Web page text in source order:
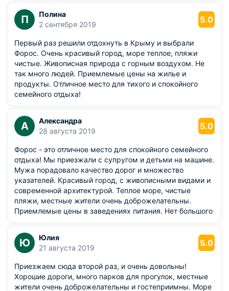
Всем необходимым снаряжением для этого вас обеспечат
в клубе.
Морские прогулки на мыс Айя
Адрес: Форос, Тихая Бухта
Мыс Айя — место, где сходятся Западный и Южный берега
Крыма. Скалы этого мыса поражают своим величием. По
полюбоваться живописным Южным берегом с Крымскими
горами и курортами. Продолжительность экскурсии
составит около 5-6 часов.
Ресторан «Мона Лиза»
Адрес: Форос, ул. Космонавтов, д. 14
Считается одним из лучших ресторанов в городе. Шеф-
повар ресторана готовит эксклюзивные блюда
европейской кухни. В баре ресторана широкий
выполнен в авторском дизайне. При ресторане работает
круглосуточная автостоянка.
Ресторан «Жемчужина»
Адрес: Форос, Набережная
П
Полина
2 сентября 2019
5.0
Первый раз решили отдохнуть в Крыму и выбрали
Форос. Очень красивый город, море теплое, пляжи
чистые. Живописная природа с горным воздухом. Не
так много людей. Приемлемые цены на жилье и
продукты. Отличное место для тихого и спокойного
семейного отдыха!
А
Александра
28 августа 2019
5.0
Форос - это отличное место для спокойного семейного
отдыха! Мы приезжали с супругом и детьми на машине.
Мужа порадовало качество дорог и множество
указателей. Красивый город, с живописными видами и
современной архитектурой. Теплое море, чистые
пляжи, местные жители очень доброжелательны.
Приемлемые цены в заведениях питания. Нет большого
Ю
Юлия
21 августа 2019
5.0
Приезжаем сюда второй раз, и очень довольны!
Хорошие дороги, много парков для прогулок, местные
жители очень доброжелательны и гостеприимны. Море